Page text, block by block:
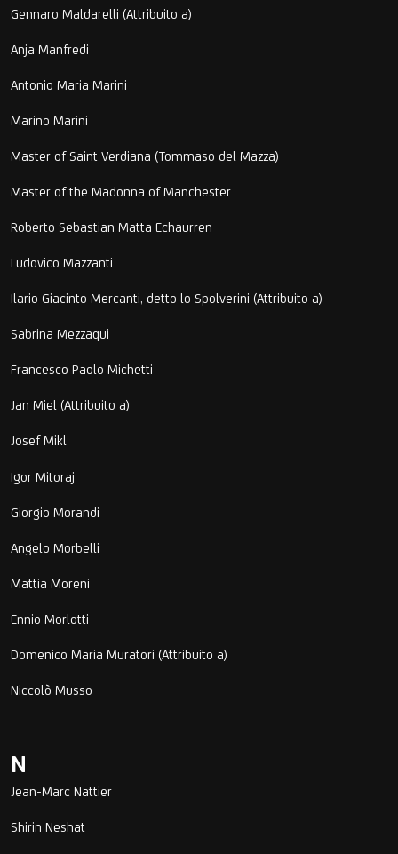
Gennaro Maldarelli (Attribuito a)
Anja Manfredi
Antonio Maria Marini
Marino Marini
Master of Saint Verdiana (Tommaso del Mazza)
Master of the Madonna of Manchester
Roberto Sebastian Matta Echaurren
Ludovico Mazzanti
Ilario Giacinto Mercanti, detto lo Spolverini (Attribuito a)
Sabrina Mezzaqui
Francesco Paolo Michetti
Jan Miel (Attribuito a)
Josef Mikl
Igor Mitoraj
Giorgio Morandi
Angelo Morbelli
Mattia Moreni
Ennio Morlotti
Domenico Maria Muratori (Attribuito a)
Niccolò Musso
N
Jean-Marc Nattier
Shirin Neshat